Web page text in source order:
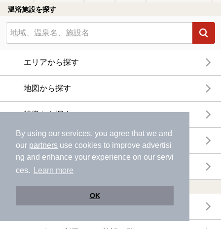
By using our services, you agree that we and
our partners use cookies to improve advertisi
ng and enhance your experience on our servi
ces.
Learn more
OK
温浴施設を探す
エリアから探す
地図から探す
特徴から探す
温泉地から探す
関連キーワードから探す
おトクに利用する
電子チケットが利用できる施設一覧